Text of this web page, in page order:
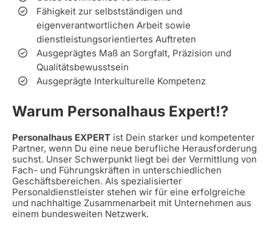
Fähigkeit zur selbstständigen und
eigenverantwortlichen Arbeit sowie
dienstleistungsorientiertes Auftreten
Ausgeprägtes Maß an Sorgfalt, Präzision und
Qualitätsbewusstsein
Ausgeprägte Interkulturelle Kompetenz
Warum Personalhaus Expert!?
Personalhaus EXPERT ist Dein starker und kompetenter
Partner, wenn Du eine neue berufliche Herausforderung
suchst. Unser Schwerpunkt liegt bei der Vermittlung von
Fach- und Führungskräften in unterschiedlichen
Geschäftsbereichen. Als spezialisierter
Personaldienstleister stehen wir für eine erfolgreiche
und nachhaltige Zusammenarbeit mit Unternehmen aus
einem bundesweiten Netzwerk.